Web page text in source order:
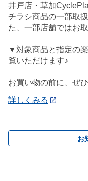
井戸店・草加
チラシ商品の一部取
た、一部店舗ではお
▼対象商品と指定の
覧いただけます♪
お買い物の前に、ぜ
詳しくみる
お